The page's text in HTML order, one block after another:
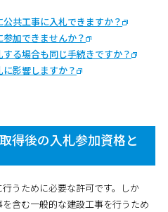
共工事に入札できますか？
加できませんか？
る場合も同じ手続きですか？
影響しますか？
得後の入札参加資格と
うために必要な許可です。しか
含む一般的な建設工事を行うため